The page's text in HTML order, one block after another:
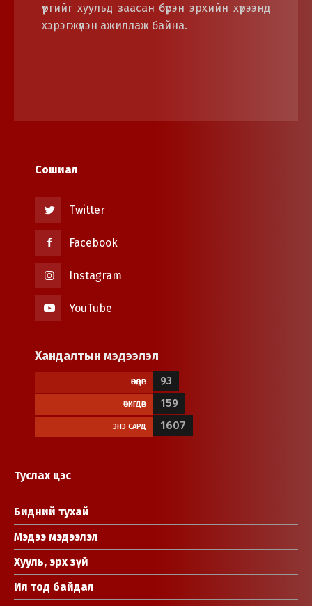
үүргийг хуульд заасан бүрэн эрхийн хүрээнд
хэрэгжүүлэн ажиллаж байна.
Сошиал
Twitter
Facebook
Instagram
YouTube
Хандалтын мэдээлэл
ӨНӨӨДӨР 93
ӨЧИГДӨР 159
ЭНЭ САРД 1607
Туслах цэс
Бидний тухай
Мэдээ мэдээлэл
Хууль, эрх зүй
Ил тод байдал